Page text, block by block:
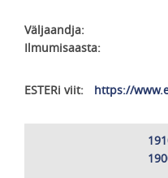
Väljaandja
Ilmumisaasta
ESTERi viit https://